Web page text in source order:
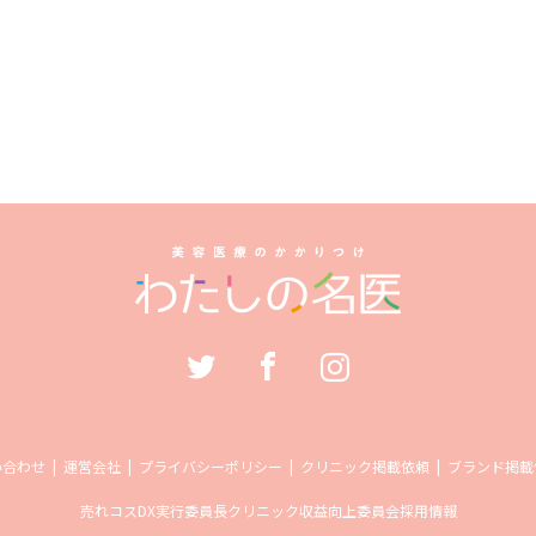
わせ 運営会社 プライバシーポリシー クリニック掲載依頼 ブランド掲
売れコスDX実行委員長クリニック収益向上委員会採用情報